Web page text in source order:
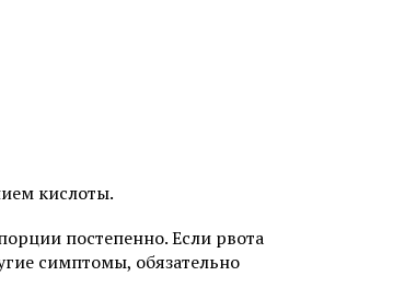
кислоты.
постепенно. Если рвота
симптомы, обязательно